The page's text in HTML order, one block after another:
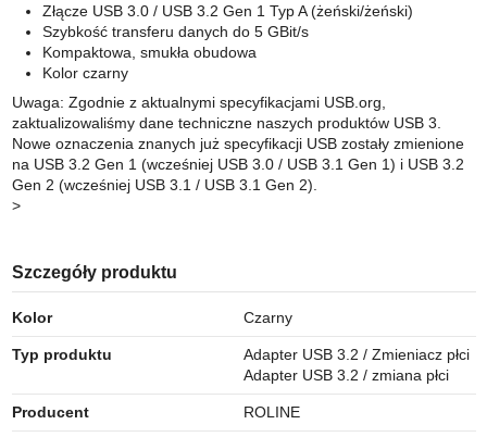
Złącze USB 3.0 / USB 3.2 Gen 1 Typ A (żeński/żeński)
Szybkość transferu danych do 5 GBit/s
Kompaktowa, smukła obudowa
Kolor czarny
Uwaga: Zgodnie z aktualnymi specyfikacjami USB.org,
zaktualizowaliśmy dane techniczne naszych produktów USB 3.
Nowe oznaczenia znanych już specyfikacji USB zostały zmienione
na USB 3.2 Gen 1 (wcześniej USB 3.0 / USB 3.1 Gen 1) i USB 3.2
Gen 2 (wcześniej USB 3.1 / USB 3.1 Gen 2).
>
Szczegóły produktu
Kolor Czarny
Typ produktu
Adapter USB 3.2 / Zmieniacz płci
Adapter USB 3.2 / zmiana płci
Producent ROLINE